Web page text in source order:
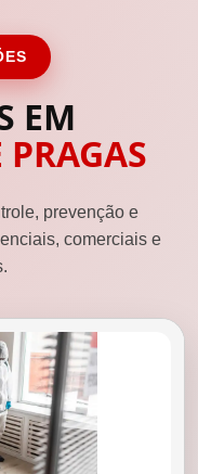
EM
prevenção e
comerciais e